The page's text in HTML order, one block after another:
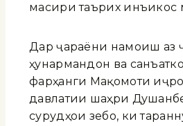
масири таърих инъикос
Дар ҷараёни намоиш аз
ҳунармандон ва
фарҳанги Мақомоти
давлатии шаҳри
сурудҳои зебо, ки